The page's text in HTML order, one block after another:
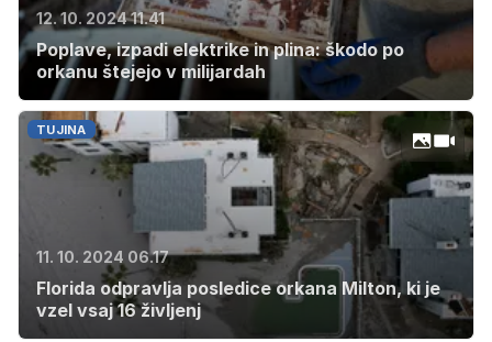
12. 10. 2024 11.41
Poplave, izpadi elektrike in plina: škodo po
orkanu štejejo v milijardah
TUJINA
11. 10. 2024 06.17
Florida odpravlja posledice orkana Milton, ki je
vzel vsaj 16 življenj